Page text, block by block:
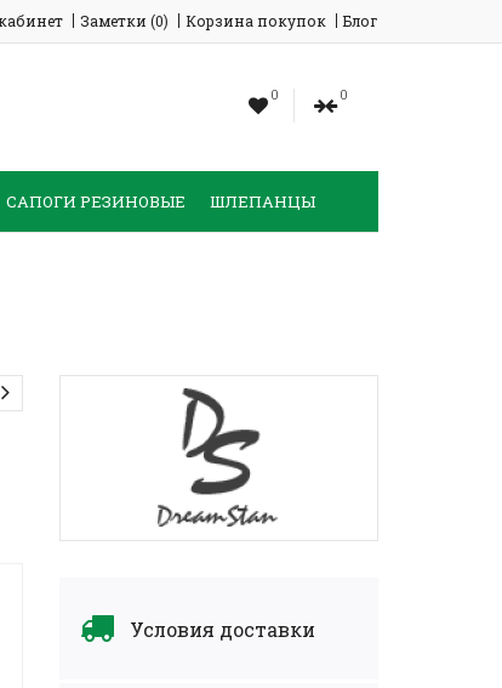
Заметки (0) Корзина покупок Блог
0 0
САПОГИ РЕЗИНОВЫЕ ШЛЕПАНЦЫ
Условия доставки